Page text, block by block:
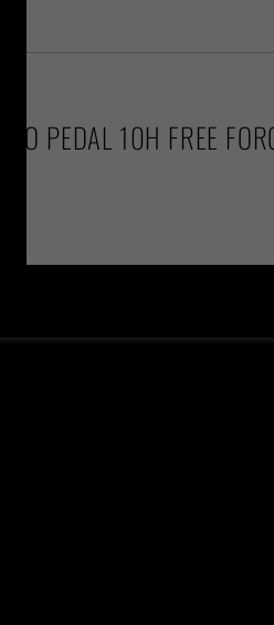
O PEDAL 10H FREE